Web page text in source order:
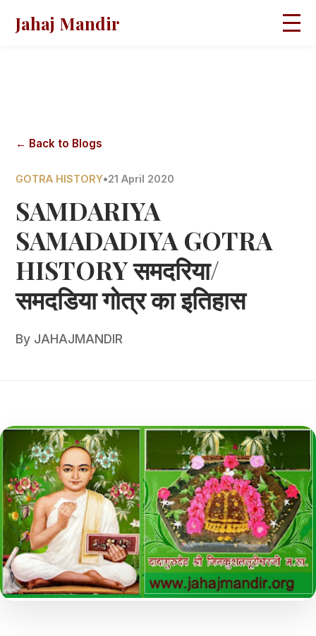
Jahaj Mandir
← Back to Blogs
GOTRA HISTORY•21 April 2020
SAMDARIYA
SAMADADIYA GOTRA
HISTORY समदरिया/
समदडिया गोत्र का इतिहास
By JAHAJMANDIR